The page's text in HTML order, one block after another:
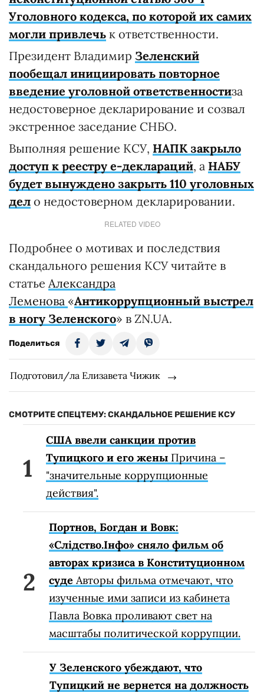
Уголовного кодекса, по которой их самих
могли привлечь к ответственности.
Президент Владимир Зеленский
пообещал инициировать повторное
введение уголовной ответственностиза
недостоверное декларирование и созвал
экстренное заседание СНБО.
Выполняя решение КСУ, НАПК закрыло
доступ к реестру е-деклараций, а НАБУ
будет вынуждено закрыть 110 уголовных
дел о недостоверном декларировании.
RELATED VIDEO
Подробнее о мотивах и последствия
скандального решения КСУ читайте в
статье Александра
Леменова «Антикоррупционный выстрел
в ногу Зеленского» в ZN.UA.
Поделиться
Подготовил/ла Елизавета Чижик
СМОТРИТЕ СПЕЦТЕМУ: СКАНДАЛЬНОЕ РЕШЕНИЕ КСУ
США ввели санкции против
Тупицкого и его жены Причина –
"значительные коррупционные
действия".
Портнов, Богдан и Вовк:
«Слідство.Інфо» сняло фильм об
авторах кризиса в Конституционном
суде Авторы фильма отмечают, что
изученные ими записи из кабинета
Павла Вовка проливают свет на
масштабы политической коррупции.
У Зеленского убеждают, что
Тупицкий не вернется на должность